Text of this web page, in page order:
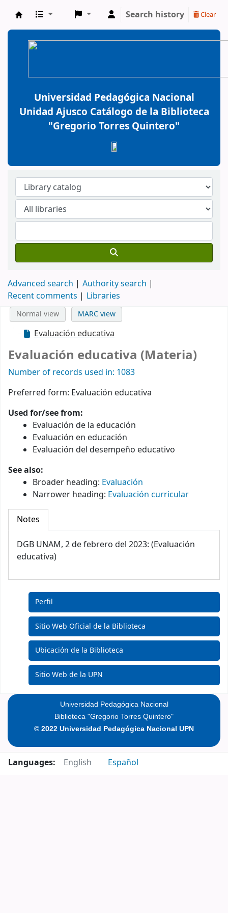
BiblioGTQ
Search history Clear
Universidad Pedagógica Nacional
Unidad Ajusco Catálogo de la Biblioteca
"Gregorio Torres Quintero"
Advanced search
Authority search
Recent comments
Libraries
Perfil
Sitio Web Oficial de la Biblioteca
Ubicación de la Biblioteca
Sitio Web de la UPN
Normal view MARC view
Evaluación educativa
Evaluación educativa (Materia)
Number of records used in: 1083
Preferred form: Evaluación educativa
Used for/see from:
Evaluación de la educación
Evaluación en educación
Evaluación del desempeño educativo
See also:
Broader heading: Evaluación
Narrower heading: Evaluación curricular
Notes
DGB UNAM, 2 de febrero del 2023: (Evaluación
educativa)
Universidad Pedagógica Nacional
Biblioteca "Gregorio Torres Quintero"
© 2022 Universidad Pedagógica Nacional UPN
Languages: English Español